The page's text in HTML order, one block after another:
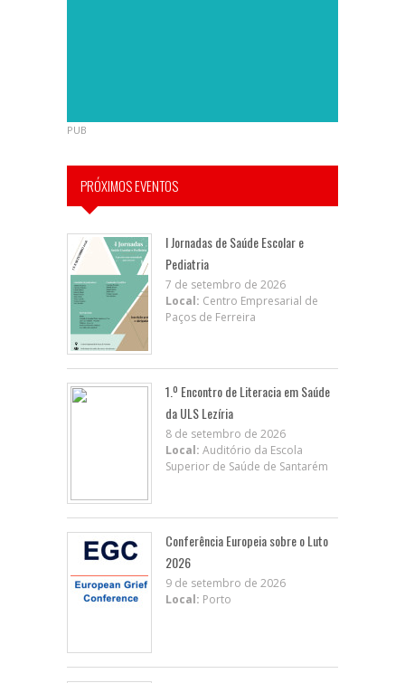
PUB
PRÓXIMOS EVENTOS
I Jornadas de Saúde Escolar e
Pediatria
7 de setembro de 2026
Local: Centro Empresarial de
Paços de Ferreira
1.º Encontro de Literacia em Saúde
da ULS Lezíria
8 de setembro de 2026
Local: Auditório da Escola
Superior de Saúde de Santarém
Conferência Europeia sobre o Luto
2026
9 de setembro de 2026
Local: Porto